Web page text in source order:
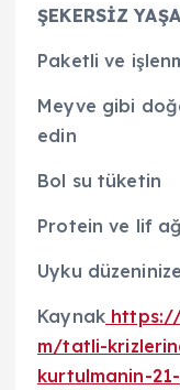
ŞEKERSİZ
Paketli ve
Meyve gibi
edin
Bol su tüketin
Protein ve lif
Uyku
Kaynakhttps://
m/tatli-
kurtulmanin-